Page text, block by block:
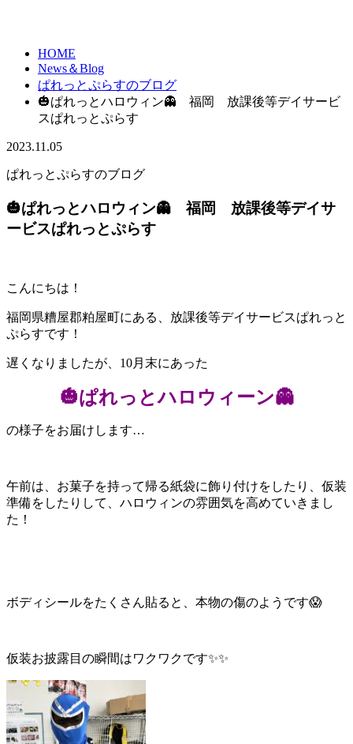
HOME
News＆Blog
ぱれっとぷらすのブログ
🎃ぱれっとハロウィン👻 福岡 放課後等デイサービ
スぱれっとぷらす
2023.11.05
ぱれっとぷらすのブログ
🎃ぱれっとハロウィン👻 福岡 放課後等デイサ
ービスぱれっとぷらす
こんにちは！
福岡県糟屋郡粕屋町にある、放課後等デイサービスぱれっと
ぷらすです！
遅く なりましたが、 10月末にあった
🎃ぱれっとハロウィーン👻
の様子をお届けします…
午前は、 お菓子を持って帰る紙袋に飾り付けをしたり、仮装
準備をしたりして、ハロウィンの雰囲気を高めていきまし
た！
ボディシールをたくさん貼ると、本物の傷のようです😱
仮装お披露目の瞬間はワクワクです✨✨